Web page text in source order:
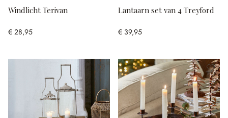
Windlicht Terivan
€ 28,95
Lantaarn set van 4 Treyford
€ 39,95